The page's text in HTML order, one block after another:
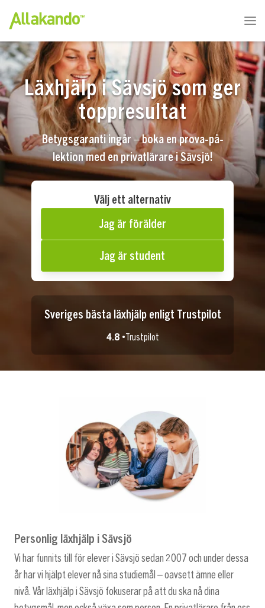
Läxhjälp i Sävsjö som ger
toppresultat
Betygsgaranti ingår – boka en prova-på-
lektion med en privatlärare i Sävsjö!
Välj ett alternativ
Jag är förälder
Jag är student
Sveriges bästa läxhjälp enligt Trustpilot
4.8 •Trustpilot
Personlig läxhjälp i Sävsjö
Vi har funnits till för elever i Sävsjö sedan 2007 och under dessa
år har vi hjälpt elever nå sina studiemål – oavsett ämne eller
nivå. Vår läxhjälp i Sävsjö fokuserar på att du ska nå dina